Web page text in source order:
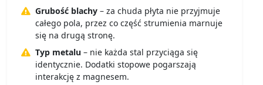
Grubość blachy – za chuda płyta nie przyjmuje
całego pola, przez co część strumienia marnuje
się na drugą stronę.
Typ metalu – nie każda stal przyciąga się
identycznie. Dodatki stopowe pogarszają
interakcję z magnesem.